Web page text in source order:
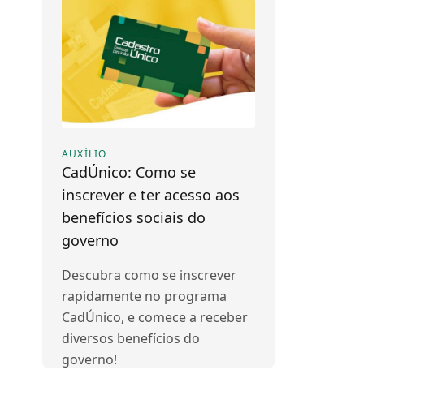
AUXÍLIO
CadÚnico: Como se
inscrever e ter acesso aos
benefícios sociais do
governo
Descubra como se inscrever
rapidamente no programa
CadÚnico, e comece a receber
diversos benefícios do
governo!